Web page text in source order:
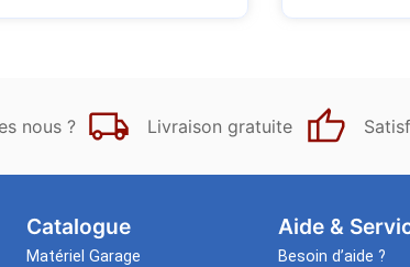
nous ? Livraison gratuite
Catalogue
Matériel Garage
Aide &
Besoin d’aide ?